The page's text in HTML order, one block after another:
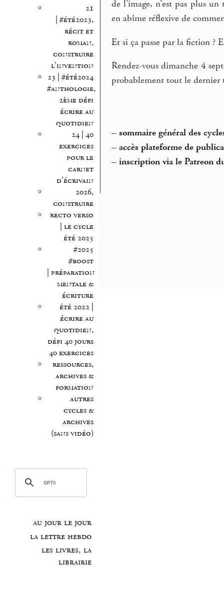
21
| #été2023,
récit et
roman,
construire
l’invention
23 | #été2024
#anthologie,
2ème défi
écrire au
quotidien
24 | 40
exercices
pour le
carnet
d’écrivain
2026,
construire
recto verso
| le cycle
été 2025
#2025
#boost
| préparation
mentale &
écriture
été 2022 |
écrire au
quotidien,
défi 40 jours
40 exercices
ressources,
archives &
formation
autres
cycles &
archives
(sans vidéo)
au jour le jour
la lettre hebdo
les livres, la
librairie
de l’image, n’est pas plus
en abîme réflexive de
Et si ça passe par la fiction ?
Rendez-vous dimanche 4
probablement tout le dernier
– sommaire général des
– accès plateforme de
– inscription via le Patreon